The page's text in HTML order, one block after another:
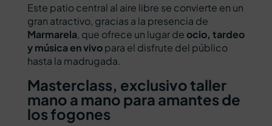
Este patio central al aire libre se convierte en un
gran atractivo, gracias a la presencia de
Marmarela, que ofrece un lugar deocio, tardeo
y música en vivopara el disfrute del público
hasta la madrugada.
Masterclass, exclusivo taller
mano a mano para amantes de
los fogones